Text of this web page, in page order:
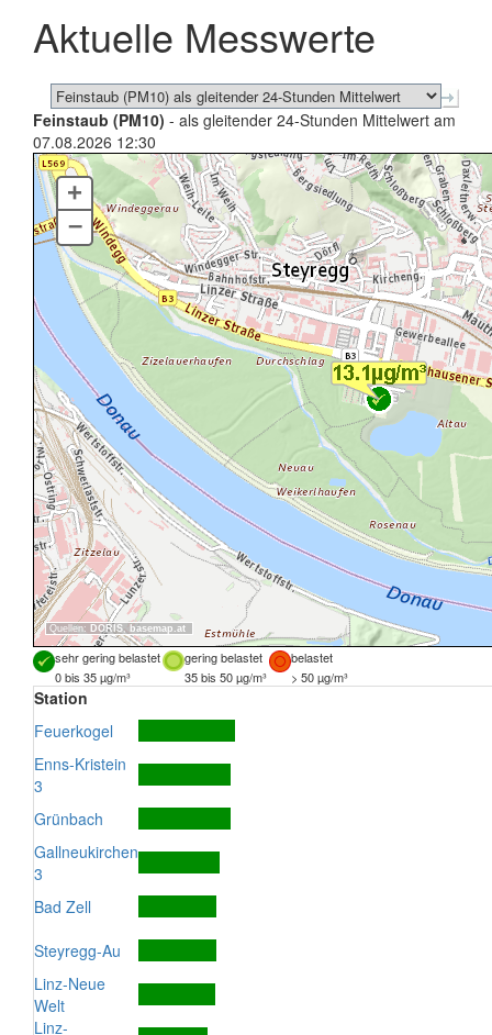
schließen
Aktuelle Messwerte
Feinstaub (PM10) - als gleitender 24-Stunden Mittelwert am
07.08.2026 12:30
Quellen: DORIS, basemap.at
+
–
sehr gering belastet gering belastet
belastet
0 bis 35 µg/m³
35 bis 50 µg/m³ > 50 µg/m³
Station
Feuerkogel
Enns-Kristein
3
Grünbach
Gallneukirchen
3
Bad Zell
Steyregg-Au
Linz-Neue
Welt
Linz-